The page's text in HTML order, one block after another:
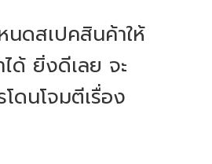
นดสเปคสินค้าให้
ได้ ยิ่งดีเลย จะ
ดนโจมตีเรื่อง